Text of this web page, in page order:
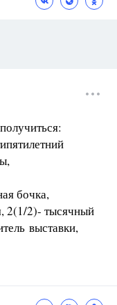
бочка,
2(1/2)- тысячный
выставки,